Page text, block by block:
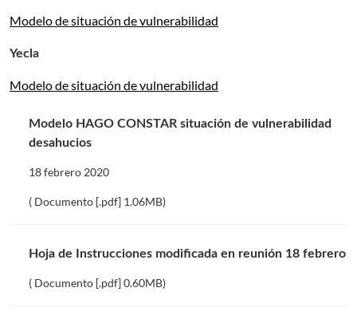
Modelo de situación de vulnerabilidad
Yecla
Modelo de situación de vulnerabilidad
Modelo HAGO CONSTAR situación de vulnerabilidad
desahucios
18 febrero 2020
( Documento [.pdf] 1.06MB)
Hoja de Instrucciones modificada en reunión 18 febrero
( Documento [.pdf] 0.60MB)